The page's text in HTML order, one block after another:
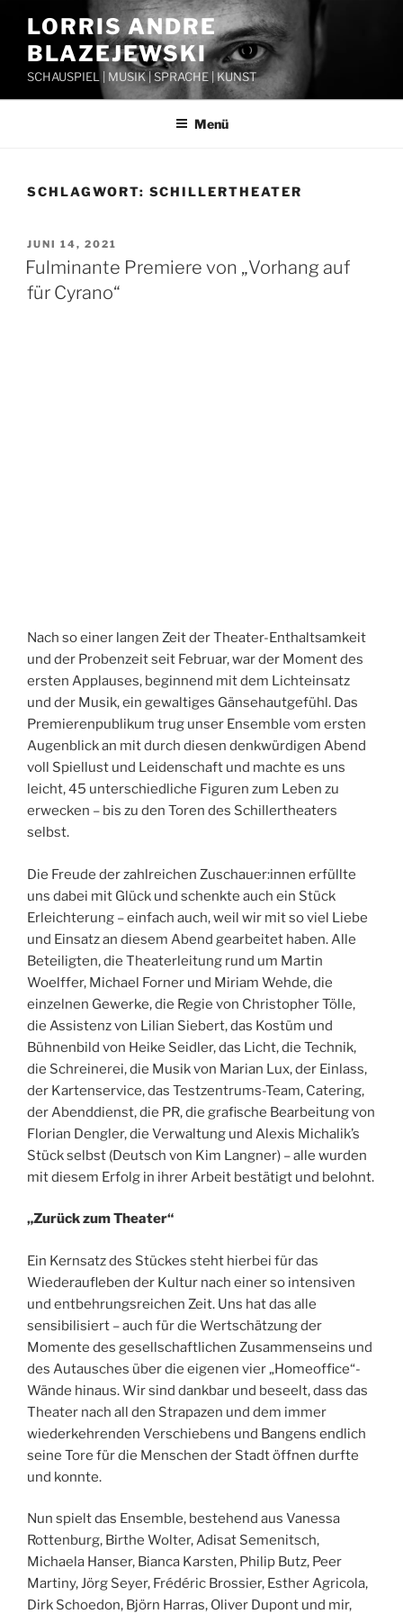
Inhalt
springen
LORRIS ANDRE
BLAZEJEWSKI
SCHAUSPIEL | MUSIK | SPRACHE | KUNST
Menü
SCHLAGWORT: SCHILLERTHEATER
VERÖFFENTLICHT
AM
JUNI 14, 2021
Fulminante Premiere von „Vorhang auf
für Cyrano“
Nach so einer langen Zeit der Theater-Enthaltsamkeit
und der Probenzeit seit Februar, war der Moment des
ersten Applauses, beginnend mit dem Lichteinsatz
und der Musik, ein gewaltiges Gänsehautgefühl. Das
Premierenpublikum trug unser Ensemble vom ersten
Augenblick an mit durch diesen denkwürdigen Abend
voll Spiellust und Leidenschaft und machte es uns
leicht, 45 unterschiedliche Figuren zum Leben zu
erwecken – bis zu den Toren des Schillertheaters
selbst.
Die Freude der zahlreichen Zuschauer:innen erfüllte
uns dabei mit Glück und schenkte auch ein Stück
Erleichterung – einfach auch, weil wir mit so viel Liebe
und Einsatz an diesem Abend gearbeitet haben. Alle
Beteiligten, die Theaterleitung rund um Martin
Woelffer, Michael Forner und Miriam Wehde, die
einzelnen Gewerke, die Regie von Christopher Tölle,
die Assistenz von Lilian Siebert, das Kostüm und
Bühnenbild von Heike Seidler, das Licht, die Technik,
die Schreinerei, die Musik von Marian Lux, der Einlass,
der Kartenservice, das Testzentrums-Team, Catering,
der Abenddienst, die PR, die grafische Bearbeitung von
Florian Dengler, die Verwaltung und Alexis Michalik’s
Stück selbst (Deutsch von Kim Langner) – alle wurden
mit diesem Erfolg in ihrer Arbeit bestätigt und belohnt.
„Zurück zum Theater“
Ein Kernsatz des Stückes steht hierbei für das
Wiederaufleben der Kultur nach einer so intensiven
und entbehrungsreichen Zeit. Uns hat das alle
sensibilisiert – auch für die Wertschätzung der
Momente des gesellschaftlichen Zusammenseins und
des Autausches über die eigenen vier „Homeoffice“-
Wände hinaus. Wir sind dankbar und beseelt, dass das
Theater nach all den Strapazen und dem immer
wiederkehrenden Verschiebens und Bangens endlich
seine Tore für die Menschen der Stadt öffnen durfte
und konnte.
Nun spielt das Ensemble, bestehend aus Vanessa
Rottenburg, Birthe Wolter, Adisat Semenitsch,
Michaela Hanser, Bianca Karsten, Philip Butz, Peer
Martiny, Jörg Seyer, Frédéric Brossier, Esther Agricola,
Dirk Schoedon, Björn Harras, Oliver Dupont und mir,